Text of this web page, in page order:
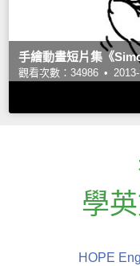
手繪動畫短片集《
觀看次數：34986 •
學
HOPE